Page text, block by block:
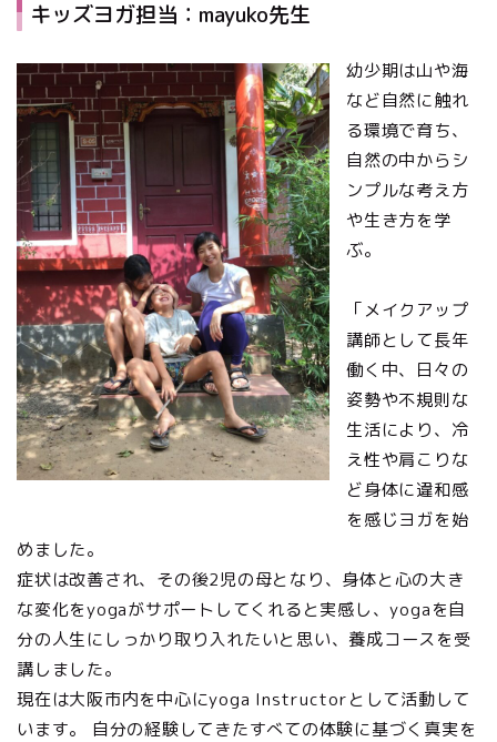
キッズヨガ担当：mayuko先生
幼少期は山や海
など自然に触れ
る環境で育ち、
自然の中からシ
ンプルな考え方
や生き方を学
ぶ。
「メイクアップ
講師として長年
働く中、日々の
姿勢や不規則な
生活により、冷
え性や肩こりな
ど身体に違和感
を感じヨガを始
めました。
症状は改善され、その後2児の母となり、身体と心の大き
な変化をyogaがサポートしてくれると実感し、yogaを自
分の人生にしっかり取り入れたいと思い、養成コースを受
講しました。
現在は大阪市内を中心にyoga Instructorとして活動して
います。 自分の経験してきたすべての体験に基づく真実を